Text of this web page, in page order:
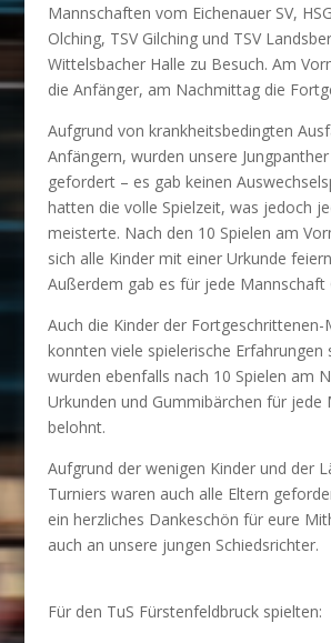
Mannschaften vom Eichenauer SV,
Olching, TSV Gilching und TSV
Wittelsbacher Halle zu Besuch. Am
die Anfänger, am Nachmittag die
Aufgrund von krankheitsbedingten
Anfängern, wurden unsere
gefordert – es gab keinen
hatten die volle Spielzeit, was jedoch
meisterte. Nach den 10 Spielen am
sich alle Kinder mit einer Urkunde
Außerdem gab es für jede Mannschaft
Auch die Kinder der Fortgeschrittenen-
konnten viele spielerische Erfahrungen
wurden ebenfalls nach 10 Spielen am
Urkunden und Gummibärchen für jede
belohnt.
Aufgrund der wenigen Kinder und der
Turniers waren auch alle Eltern
ein herzliches Dankeschön für eure
auch an unsere jungen Schiedsrichter.
Für den TuS Fürstenfeldbruck spielten: